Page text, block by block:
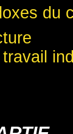
du